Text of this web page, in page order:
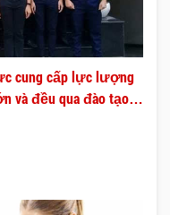
cung cấp lực lượng
và đều qua đào tạo